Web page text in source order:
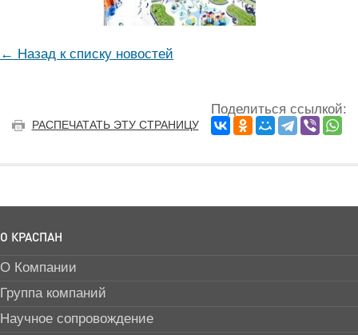
← Назад к списку новостей
РАСПЕЧАТАТЬ ЭТУ СТРАНИЦУ
Поделиться ссылкой:
О КРАСПАН
О Компании
Группа компаний
Научное сопровождение